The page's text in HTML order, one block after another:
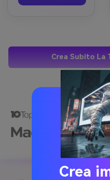
Crea Subito La
Crea